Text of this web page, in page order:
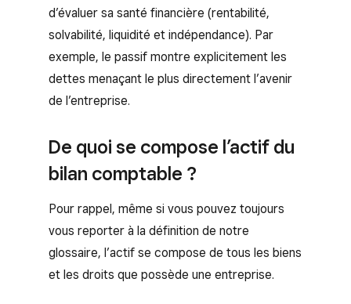
d’évaluer sa santé financière (rentabilité,
solvabilité, liquidité et indépendance). Par
exemple, le passif montre explicitement les
dettes menaçant le plus directement l’avenir
de l’entreprise.
De quoi se compose l’actif du
bilan comptable ?
Pour rappel, même si vous pouvez toujours
vous reporter à la définition de notre
glossaire, l’actif se compose de tous les biens
et les droits que possède une entreprise.